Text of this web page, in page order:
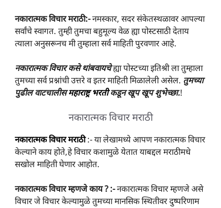
नकारात्मक विचार मराठी:-नमस्कार, सदर संकेतस्थळावर आपल्या
सर्वांचे स्वागत. तुम्ही तुमचा बहुमूल्य वेळ ह्या पोस्टसाठी देताय
त्याला अनुसरूनच मी तुम्हाला सर्व माहिती पुरवणार आहे.
नकारात्मक विचार कसे थांबवायचेह्या पोस्टच्या इतिश्री ला तुम्हाला
तुमच्या सर्व प्रश्नांची उत्तरे व इतर माहिती मिळालेली असेल. तुमच्या
पुढील वाटचालीसमहाराष्ट्र भरतीकडून खूप खूप शुभेच्छा.!
नकारात्मक विचार मराठी
नकारात्मक विचार मराठी:- या लेखामध्ये आपण नकारात्मक विचार
केल्याने काय होते,हे विचार कशामुळे येतात याबद्दल मराठीमधे
सखोल माहिती घेणार आहोत.
नकारात्मक विचार म्हणजे काय ? :-नकारात्मक विचार म्हणजे असे
विचार जे विचार केल्यामुळे तुमच्या मानसिक स्थितीवर दुष्परिणाम